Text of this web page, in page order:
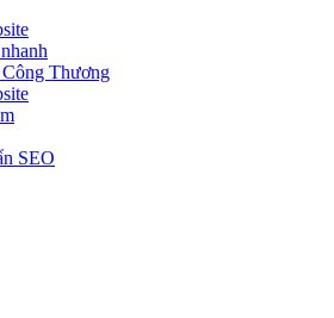
Thương
SEO